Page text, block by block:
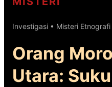
Investigasi • Misteri
Orang
Utara: